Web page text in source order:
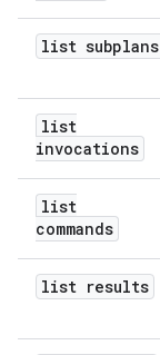
list subplans
list
invocations
list
commands
list results